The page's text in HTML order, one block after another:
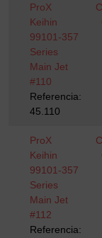
ProX
Keihin
99101-357
Series
Main Jet
#110
Referencia:
45.110
ProX
Keihin
99101-357
Series
Main Jet
#112
Referencia: